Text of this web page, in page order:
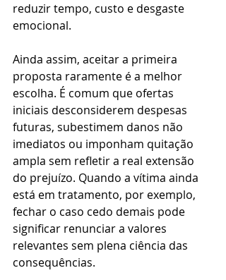
reduzir tempo, custo e desgaste
emocional.
Ainda assim, aceitar a primeira
proposta raramente é a melhor
escolha. É comum que ofertas
iniciais desconsiderem despesas
futuras, subestimem danos não
imediatos ou imponham quitação
ampla sem refletir a real extensão
do prejuízo. Quando a vítima ainda
está em tratamento, por exemplo,
fechar o caso cedo demais pode
significar renunciar a valores
relevantes sem plena ciência das
consequências.